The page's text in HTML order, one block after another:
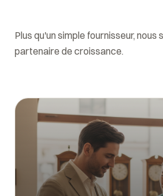
Plus qu'un simple fournisseur, nous
partenaire de croissance.